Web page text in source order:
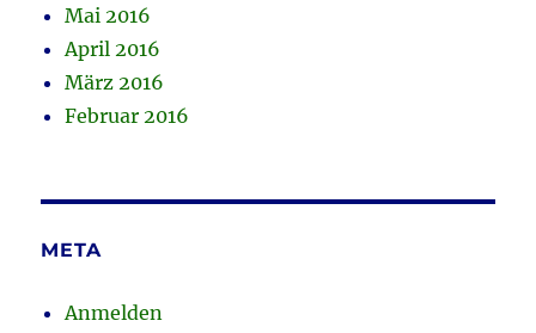
Mai 2016
April 2016
März 2016
Februar 2016
META
Anmelden